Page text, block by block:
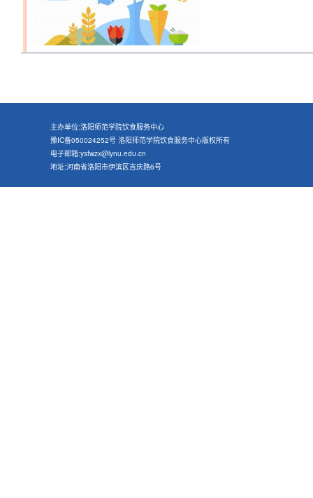
主办单位:洛阳师范学院饮食服务中心
豫IC备050024252号 洛阳师范学院饮食服务中心版权所有
电子邮箱:ysfwzx@lynu.edu.cn
地址:河南省洛阳市伊滨区吉庆路6号